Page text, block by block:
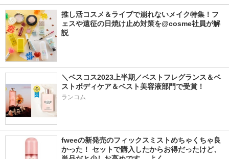
推し活コスメ＆ライブで崩れないメイク特集！フ
ェスや遠征の日焼け止め対策を@cosme社員が解
説
＼ベスコス2023上半期／ベストフレグランス＆ベ
ストボディケア＆ベスト美容液部門で受賞！
ランコム
fweeの新発売のフィックスミストめちゃくちゃ良
かった！ セットで購入したからお得だったけど、